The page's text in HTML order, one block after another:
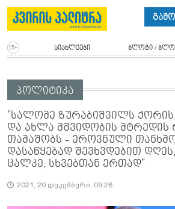
სიახლეები ბლოგი /
პოლიტიკა
"სალომე ზურაბიშვილს ქორის
და ახლა მშვიდობის
თამაშობს - ეროვნული
დასაწყებად შევხვდებით
ცალკე, სხვებთან ერთად"
2021, 20 დეკემბერი, 09:28